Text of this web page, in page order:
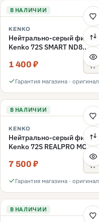
В НАЛИЧИИ
KENKO
Нейтрально-серый фильтр
Kenko 72S SMART ND8
1 400 ₽
Гарантия магазина · оригинал
В НАЛИЧИИ
KENKO
Нейтрально-серый фильтр
Kenko 72S REALPRO MC
7 500 ₽
Гарантия магазина · оригинал
В НАЛИЧИИ